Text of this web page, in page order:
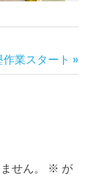
業スタート
せん。 ※ が